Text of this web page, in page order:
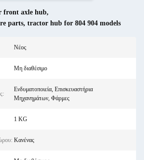
front axle hub,
parts, tractor hub for 804 904 models
Νέος
Μη διαθέσιμο
Ενδυματοποιεία, Επισκευαστήρια
Μηχανημάτων, Φάρμες
1 KG
Κανένας